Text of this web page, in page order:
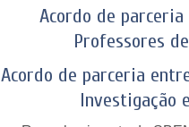
Acordo de
Professores
Acordo de parceria
Investigação